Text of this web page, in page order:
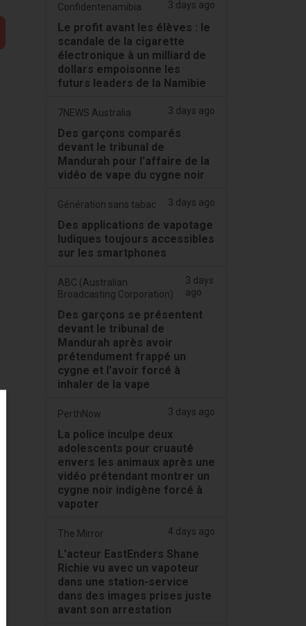
Confidentenamibia 3 days ago
Le profit avant les élèves : le
scandale de la cigarette
électronique à un milliard de
dollars empoisonne les
futurs leaders de la Namibie
7NEWS Australia 3 days ago
Des garçons comparés
devant le tribunal de
Mandurah pour l'affaire de la
vidéo de vape du cygne noir
Génération sans tabac 3 days ago
Des applications de vapotage
ludiques toujours accessibles
sur les smartphones
ABC (Australian
Broadcasting Corporation)
3 days
ago
Des garçons se présentent
devant le tribunal de
Mandurah après avoir
prétendument frappé un
cygne et l'avoir forcé à
inhaler de la vape
PerthNow 3 days ago
La police inculpe deux
adolescents pour cruauté
envers les animaux après une
vidéo prétendant montrer un
cygne noir indigène forcé à
vapoter
The Mirror 4 days ago
L'acteur EastEnders Shane
Richie vu avec un vapoteur
dans une station-service
dans des images prises juste
avant son arrestation